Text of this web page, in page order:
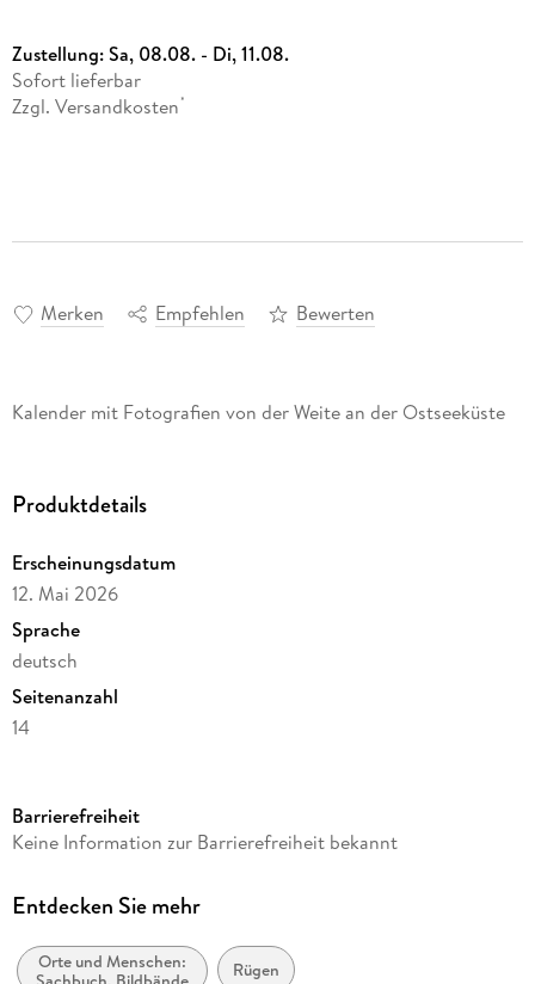
Zustellung:Sa, 08.08. - Di, 11.08.
Sofort lieferbar
Zzgl. Versandkosten *
Merken Empfehlen Bewerten
Kalender mit Fotografien von der Weite an der Ostseeküste
Produktdetails
Erscheinungsdatum
12. Mai 2026
Sprache
deutsch
Seitenanzahl
14
Herausgegeben von
Verlag/Hersteller
Produktart
Barrierefreiheit
Keine Information zur Barrierefreiheit bekannt
Entdecken Sie mehr
Orte und Menschen:
Rügen